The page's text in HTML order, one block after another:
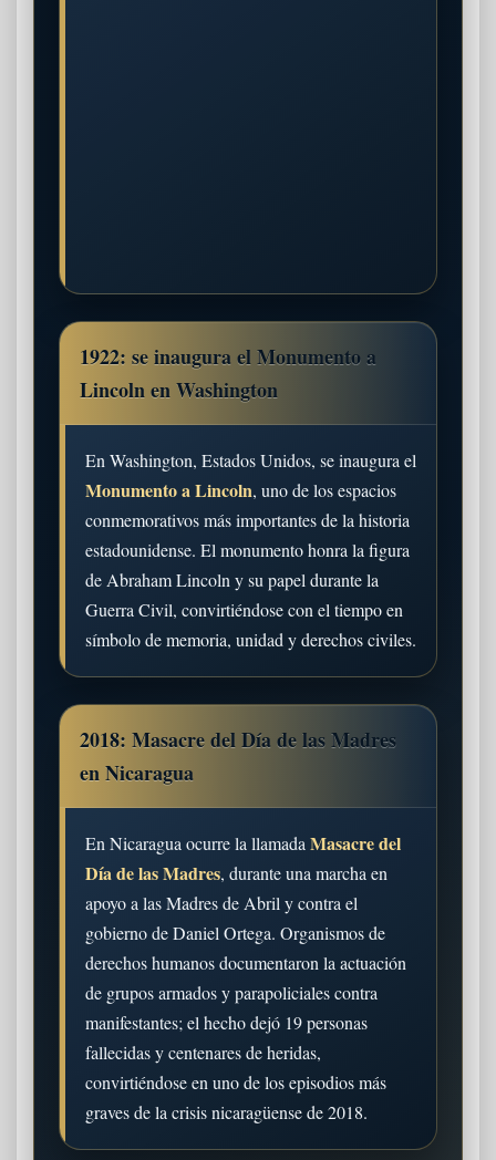
1922: se inaugura el Monumento a
Lincoln en Washington
En Washington, Estados Unidos, se inaugura el
Monumento a Lincoln, uno de los espacios
conmemorativos más importantes de la historia
estadounidense. El monumento honra la figura
de Abraham Lincoln y su papel durante la
Guerra Civil, convirtiéndose con el tiempo en
símbolo de memoria, unidad y derechos civiles.
2018: Masacre del Día de las Madres
en Nicaragua
En Nicaragua ocurre la llamada Masacre del
Día de las Madres, durante una marcha en
apoyo a las Madres de Abril y contra el
gobierno de Daniel Ortega. Organismos de
derechos humanos documentaron la actuación
de grupos armados y parapoliciales contra
manifestantes; el hecho dejó 19 personas
fallecidas y centenares de heridas,
convirtiéndose en uno de los episodios más
graves de la crisis nicaragüense de 2018.